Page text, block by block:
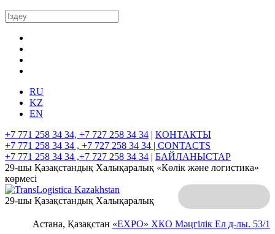
RU
KZ
EN
+7 771 258 34 34, +7 727 258 34 34 | КОНТАКТЫ
+7 771 258 34 34 , +7 727 258 34 34 | CONTACTS
+7 771 258 34 34 ,+7 727 258 34 34 | БАЙЛАНЫСТАР
29-шы Қазақстандық Халықаралық «Көлік және логистика»
көрмесі
Астана, Қазақстан «EXPO» ХКО Мәңгілік Ел д-лы. 53/1
29-шы Қазақстандық Халықаралық